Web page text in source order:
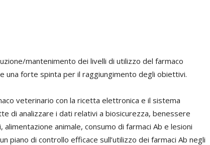
mantenimento dei livelli di utilizzo del farmaco
una forte spinta per il raggiungimento degli obiettivi.
veterinario con la ricetta elettronica e il sistema
di analizzare i dati relativi a biosicurezza, benessere
animale, consumo di farmaci Ab e lesioni
piano di controllo efficace sull’utilizzo dei farmaci Ab negli